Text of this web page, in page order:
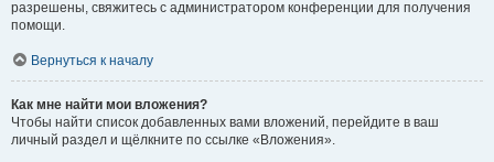
разрешены, свяжитесь с администратором конференции для получения
помощи.
Вернуться к началу
Как мне найти мои вложения?
Чтобы найти список добавленных вами вложений, перейдите в ваш
личный раздел и щёлкните по ссылке «Вложения».